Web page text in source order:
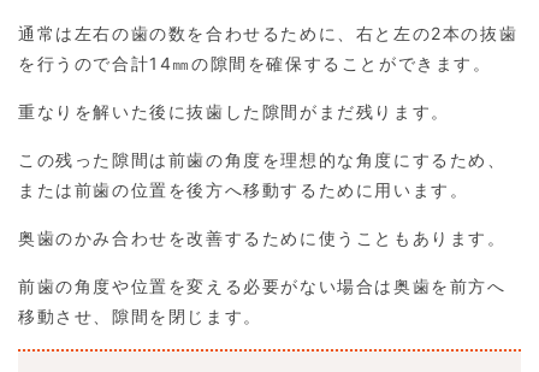
通常は左右の歯の数を合わせるために、右と左の2本の抜歯
を行うので合計14㎜の隙間を確保することができます。
重なりを解いた後に抜歯した隙間がまだ残ります。
この残った隙間は前歯の角度を理想的な角度にするため、
または前歯の位置を後方へ移動するために用います。
奥歯のかみ合わせを改善するために使うこともあります。
前歯の角度や位置を変える必要がない場合は奥歯を前方へ
移動させ、隙間を閉じます。